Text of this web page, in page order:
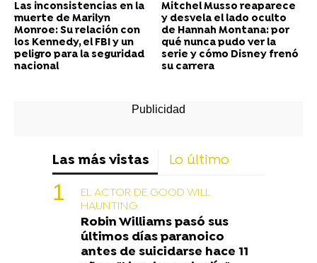
Las inconsistencias en la
muerte de Marilyn
Monroe: Su relación con
los Kennedy, el FBI y un
peligro para la seguridad
nacional
Mitchel Musso reaparece
y desvela el lado oculto
de Hannah Montana: por
qué nunca pudo ver la
serie y cómo Disney frenó
su carrera
Las más vistas Lo último
EL ACTOR DE GOOD WILL
HAUNTING
Robin Williams pasó sus
últimos días paranoico
antes de suicidarse hace 11